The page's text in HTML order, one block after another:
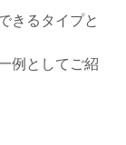
きるタイプと
例としてご紹